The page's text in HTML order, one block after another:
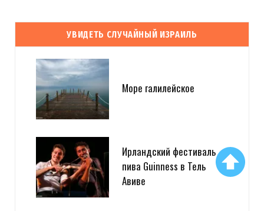
УВИДЕТЬ СЛУЧАЙНЫЙ ИЗРАИЛЬ
Море галилейское
Ирландский фестиваль
пива Guinness в Тель
Авиве